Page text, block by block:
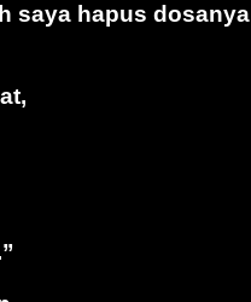
saya hapus dosanya